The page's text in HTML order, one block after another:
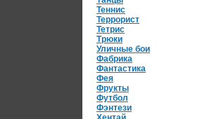
Теннис
Террорист
Тетрис
Трюки
Уличные бои
Фабрика
Фантастика
Фея
Фрукты
Футбол
Фэнтези